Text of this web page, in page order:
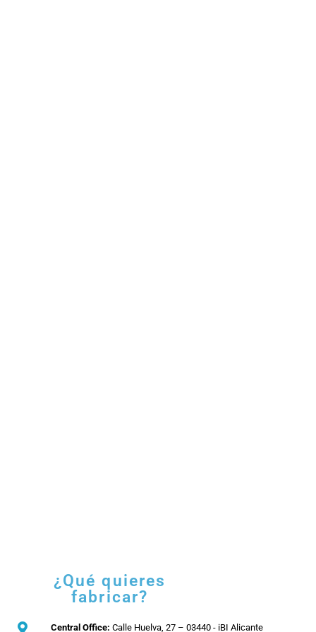
¿Qué quieres
fabricar?
Central Office: Calle Huelva, 27 – 03440 - iBI Alicante